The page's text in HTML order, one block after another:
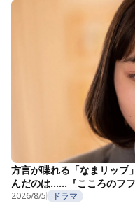
方言が喋れる「なまリップ
んだのは……『こころのフ
2026/8/5 ドラマ